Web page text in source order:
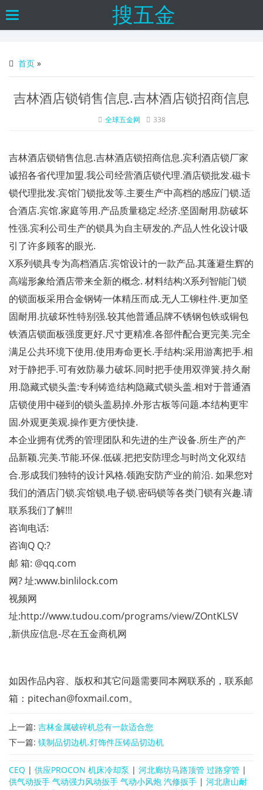
Toggle
搜五金
首页 »
吉林酒店锁销售信息.吉林酒店锁招商信息
全球五金网 338
吉林酒店锁销售信息.吉林酒店锁招商信息.宾利酒店锁厂家
诚招各省代理加盟.我公司经营酒店锁代理.酒店锁批发.磁卡
锁代理批发.宾馆门锁批发等.主要生产中高档的感应门锁.适
合酒店.宾馆.家庭等用.产品质量稳定.经济.坚固耐用.防破坏
性强.宾利公司生产的锁具为自主研发的.产品人性化设计吸
引了许多顾客的眼光.
X系列锁具专为高档酒店.宾馆设计的一款产品.其蓬避生辉的
高端形象给酒店带来全新的概念. 材料结构:X系列智能门锁
的锁面板采用合金钢铸一体精压而成.无人工铆柱件.更加坚
固耐用.抗破坏性特别强.较其他普通品牌不锈钢包铁或铜包
铁酒店锁面板强度更好.尺寸更精准.各部件配合更完美.完全
满足公共环境下使用.使用寿命更长.手结构:采用游离把手.相
对于静把手.可有效防暴力破坏.同时把手使用双弹簧.持久耐
用.隐藏式锁头盖:专利铸造结构隐藏式锁头盖.相对于普通酒
店锁使用中碰到的锁头盖易掉.外形古板等问题.本结构更牢
固.外观更美观.操作更方便快捷.
本企业拥有优秀的管理团队和先进的生产设备.所生产的产
品新颖.完美.节能.环保.低碳.把把安防理念与时尚文化双结
合.形成我们独特的设计风格.领跑安防产业的前沿. 如果您对
我们的酒店门锁.宾馆锁.电子锁.密码锁等各类门锁有兴趣.请
联系我们了解!!!
咨询电话:
咨询Q Q:?
邮 箱: @qq.com
网? 址:www.binlilock.com
视频网
址:http://www.tudou.com/programs/view/ZOntKLSV
,新供应信息-尽在五金商机网
如因作品内容、版权和其它问题需要同本网联系的，联系邮
箱：pitechan@foxmail.com。
上一篇: 吉林金属破碎机总有一款适合您
下一篇: 镁制品切边机.灯饰件压铸品切边机
CEQ | 供应PROCON 机床冷却泵 | 河北廊坊马路顶管 过路穿管 |
供气动扳手 气动强力风动扳手 气动小风炮 汽修扳手 | 河北唐山耐